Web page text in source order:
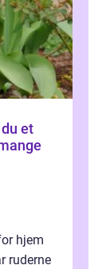
hjem
ruderne